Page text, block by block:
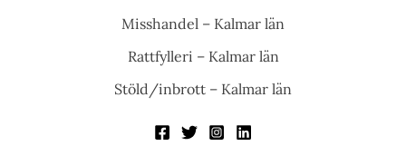
Misshandel – Kalmar län
Rattfylleri – Kalmar län
Stöld/inbrott – Kalmar län